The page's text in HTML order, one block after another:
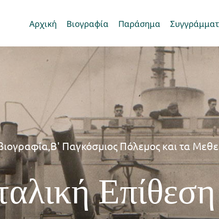
Αρχική Βιογραφία Παράσημα
,Β' Παγκόσμιος Πόλεμος και τα